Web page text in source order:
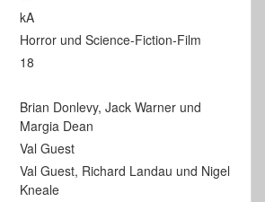
kA
Horror und Science-Fiction-Film
18
Brian Donlevy, Jack Warner und
Margia Dean
Val Guest
Val Guest, Richard Landau und Nigel
Kneale